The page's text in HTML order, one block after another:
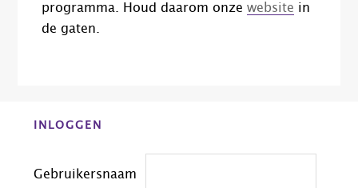
programma. Houd daarom onzewebsite in
de gaten.
Before
INLOGGEN
Gebruikersnaam